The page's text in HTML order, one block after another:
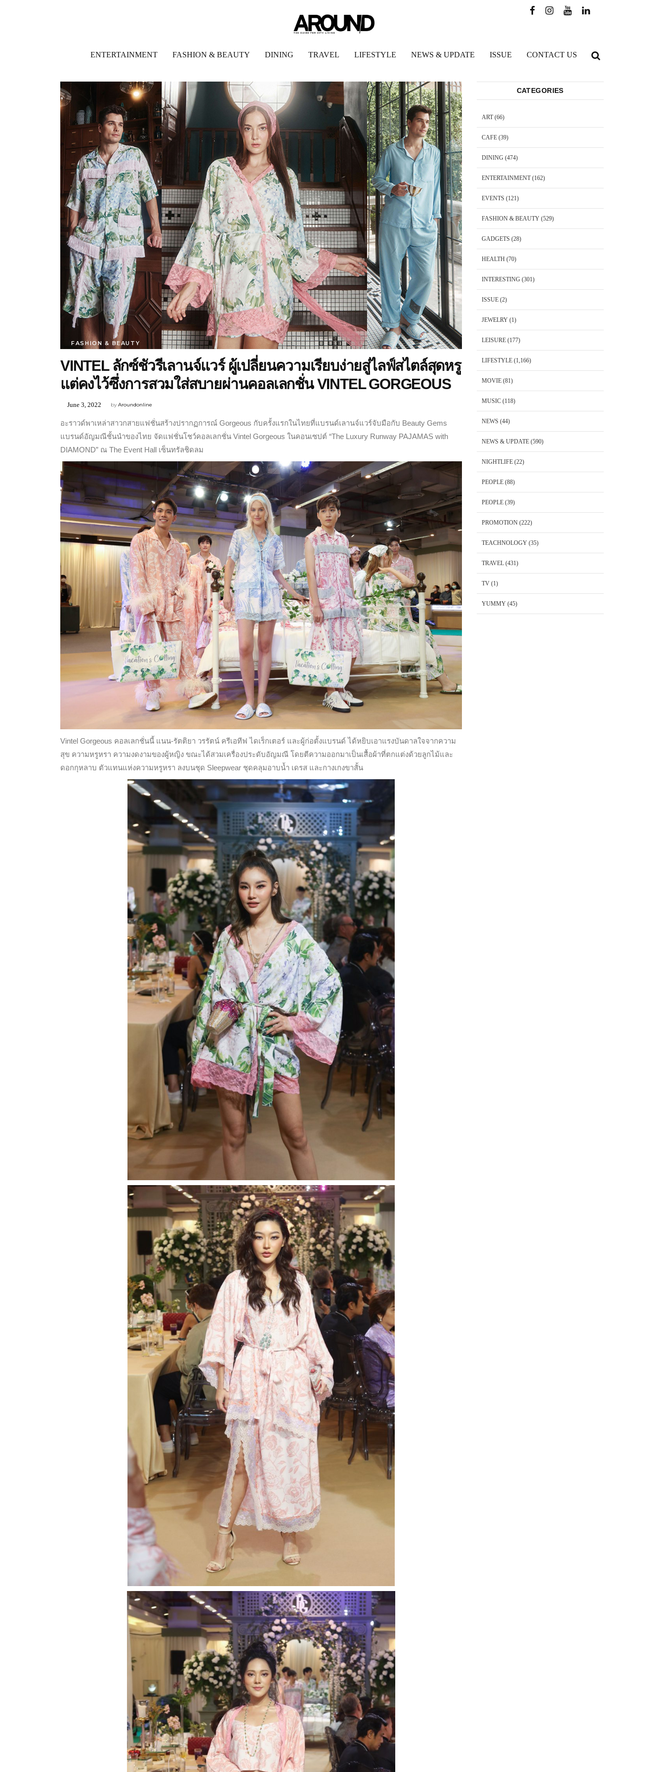
ENTERTAINMENT FASHION & BEAUTY DINING TRAVEL LIFESTYLE NEWS & UPDATE ISSUE CONTACT US
FASHION & BEAUTY
VINTEL ลักซ์ชัวรีเลานจ์แวร์ ผู้เปลี่ยนความเรียบง่ายสู่ไลฟ์สไตล์สุดหรู
แต่คงไว้ซึ่งการสวมใส่สบายผ่านคอลเลกชั่น VINTEL GORGEOUS
byAroundonline
June 3, 2022
อะราวด์พาเหล่าสาวกสายแฟชั่นสร้างปรากฏการณ์ Gorgeous กับครั้งแรกในไทยที่แบรนด์เลานจ์แวร์จับมือกับ Beauty Gems
แบรนด์อัญมณีชั้นนำของไทย จัดแฟชั่นโชว์คอลเลกชั่น Vintel Gorgeous ในคอนเซปต์ “The Luxury Runway PAJAMAS with
DIAMOND” ณ The Event Hall เซ็นทรัลชิดลม
Vintel Gorgeous คอลเลกชั่นนี้ แนน-รัตติยา วรรัตน์ ครีเอทีฟ ไดเร็กเตอร์ และผู้ก่อตั้งแบรนด์ ได้หยิบเอาแรงบันดาลใจจากความ
สุข ความหรูหรา ความงดงามของผู้หญิง ขณะได้สวมเครื่องประดับอัญมณี โดยตีความออกมาเป็นเสื้อผ้าที่ตกแต่งด้วยลูกไม้และ
ดอกกุหลาบ ตัวแทนแห่งความหรูหรา ลงบนชุด Sleepwear ชุดคลุมอาบน้ำ เดรส และกางเกงขาสั้น
CATEGORIES
ART(66)
CAFE(39)
DINING (474)
ENTERTAINMENT(162)
EVENTS (121)
FASHION & BEAUTY(529)
GADGETS (28)
HEALTH (70)
INTERESTING (301)
ISSUE(2)
JEWELRY(1)
LEISURE(177)
LIFESTYLE(1,166)
MOVIE(81)
MUSIC(118)
NEWS (44)
NEWS & UPDATE(590)
NIGHTLIFE(22)
PEOPLE(88)
PEOPLE(39)
PROMOTION(222)
TEACHNOLOGY(35)
TRAVEL(431)
TV(1)
YUMMY(45)